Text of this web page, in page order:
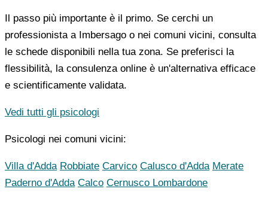
Il passo più importante è il primo. Se cerchi un
professionista a Imbersago o nei comuni vicini, consulta
le schede disponibili nella tua zona. Se preferisci la
flessibilità, la consulenza online è un'alternativa efficace
e scientificamente validata.
Vedi tutti gli psicologi
Psicologi nei comuni vicini:
Villa d'Adda Robbiate Carvico Calusco d'Adda Merate
Paderno d'Adda Calco Cernusco Lombardone